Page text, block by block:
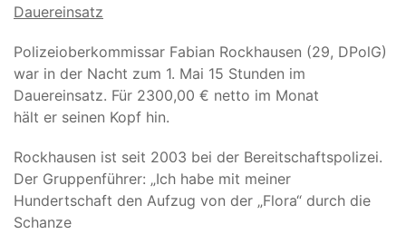
Dauereinsatz
Polizeioberkommissar Fabian Rockhausen (29, DPolG)
war in der Nacht zum 1. Mai 15 Stunden im
Dauereinsatz. Für 2300,00 € netto im Monat
hält er seinen Kopf hin.
Rockhausen ist seit 2003 bei der Bereitschaftspolizei.
Der Gruppenführer: „Ich habe mit meiner
Hundertschaft den Aufzug von der „Flora“ durch die
Schanze